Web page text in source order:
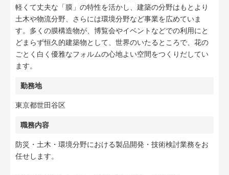
軽くて丈夫な「膜」の特性を活かし、建築の分野はもとより
土木や物流分野、さらには環境分野など事業を広めていま
す。多くの膜構造物が、博覧会やイベントなどでの利用にと
どまらず恒久的建築物として、世界のいたるところで、花の
ごとく白く優雅なフォルムの心地よい空間をつくりだしてい
ます。
勤務地
東京都世田谷区
職務内容
防災・土木・環境分野における製品開発・技術検討業務をお
任せします。